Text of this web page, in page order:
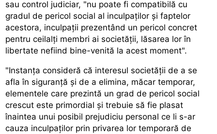
sau control judiciar, "nu poate fi compatibilă cu
gradul de pericol social al inculpaților și faptelor
acestora, inculpații prezentând un pericol concret
pentru ceilalți membri ai societății, lăsarea lor în
libertate nefiind bine-venită la acest moment".
"Instanța consideră că interesul societății de a se
afla în siguranță și de a elimina, măcar temporar,
elementele care prezintă un grad de pericol social
crescut este primordial și trebuie să fie plasat
înaintea unui posibil prejudiciu personal ce li s-ar
cauza inculpaților prin privarea lor temporară de